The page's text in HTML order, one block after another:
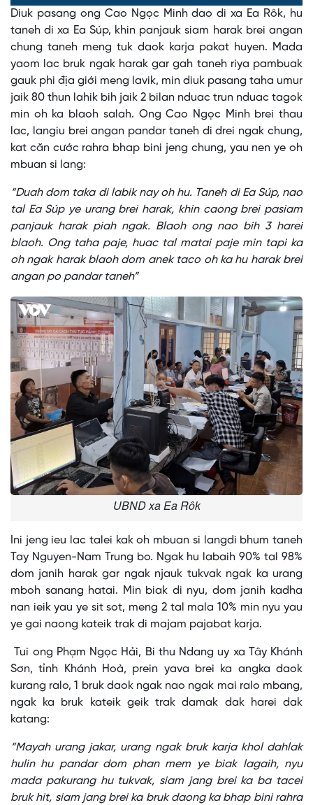
0%
0%
Time
Diuk pasang ong Cao Ngọc Minh dao di xa Ea Rôk, hu
taneh di xa Ea Súp, khin panjauk siam harak brei angan
chung taneh meng tuk daok karja pakat huyen. Mada
yaom lac bruk ngak harak gar gah taneh riya pambuak
gauk phi địa giới meng lavik, min diuk pasang taha umur
jaik 80 thun lahik bih jaik 2 bilan nduac trun nduac tagok
min oh ka blaoh salah. Ong Cao Ngọc Minh brei thau
lac, langiu brei angan pandar taneh di drei ngak chung,
kat căn cước rahra bhap bini jeng chung, yau nen ye oh
mbuan si lang:
“Duah dom taka di labik nay oh hu. Taneh di Ea Súp, nao
tal Ea Súp ye urang brei harak, khin caong brei pasiam
panjauk harak piah ngak. Blaoh ong nao bih 3 harei
blaoh. Ong taha paje, huac tal matai paje min tapi ka
oh ngak harak blaoh dom anek taco oh ka hu harak brei
angan po pandar taneh”
UBND xa Ea Rôk
Ini jeng ieu lac talei kak oh mbuan si langdi bhum taneh
Tay Nguyen-Nam Trung bo. Ngak hu labaih 90% tal 98%
dom janih harak gar ngak njauk tukvak ngak ka urang
mboh sanang hatai. Min biak di nyu, dom janih kadha
nan ieik yau ye sit sot, meng 2 tal mala 10% min nyu yau
ye gai naong kateik trak di majam pajabat karja.
Tui ong Phạm Ngọc Hải, Bi thu Ndang uy xa Tây Khánh
Sơn, tỉnh Khánh Hoà, prein yava brei ka angka daok
kurang ralo, 1 bruk daok ngak nao ngak mai ralo mbang,
ngak ka bruk kateik geik trak damak dak harei dak
katang:
“Mayah urang jakar, urang ngak bruk karja khol dahlak
hulin hu pandar dom phan mem ye biak lagaih, nyu
mada pakurang hu tukvak, siam jang brei ka ba tacei
bruk hit, siam jang brei ka bruk daong ka bhap bini rahra